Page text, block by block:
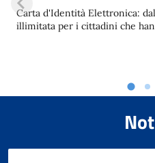
Carta d'Identità Elettronica:
illimitata per i cittadini che